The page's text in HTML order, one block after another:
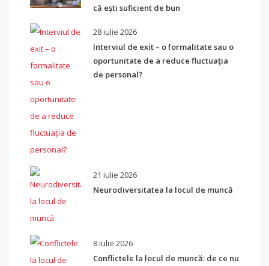
că ești suficient de bun
28 iulie 2026
Interviul de exit – o formalitate sau o
oportunitate de a reduce fluctuația
de personal?
21 iulie 2026
Neurodiversitatea la locul de muncă
8 iulie 2026
Conflictele la locul de muncă: de ce nu